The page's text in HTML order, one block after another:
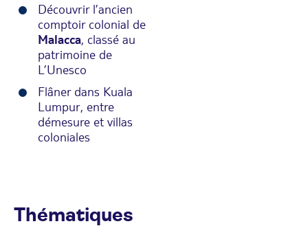
Découvrir l’ancien
comptoir colonial de
Malacca, classé au
patrimoine de
L’Unesco
Flâner dans Kuala
Lumpur, entre
démesure et villas
coloniales
Thématiques